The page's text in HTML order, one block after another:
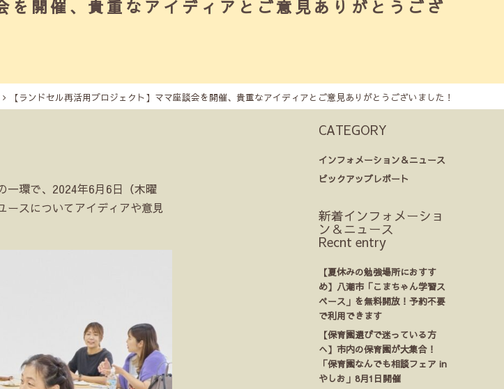
を開催、貴重なアイディアとご意見ありがとうござ
【ランドセル再活用プロジェクト】ママ座談会を開催、貴重なアイディアとご意見ありがとうございました！
一環で、2024年6月6日（木曜
ースについてアイディアや意見
CATEGORY
インフォメーション＆ニュース
ピックアップレポート
新着インフォメーショ
ン＆ニュース
Recnt entry
【夏休みの勉強場所におすす
め】八潮市「こまちゃん学習ス
ペース」を無料開放！予約不要
で利用できます
【保育園選びで迷っている方
へ】市内の保育園が大集合！
「保育園なんでも相談フェア in
やしお」8月1日開催